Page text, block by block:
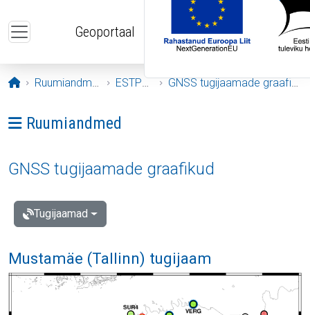
Geoportaal
Avaleht
Ruumiandmed ESTPOS GNSS tugijaamade graafikud
Ava menüü: Ruumiandmed
Ruumiandmed
GNSS tugijaamade graafikud
Tugijaamad
Mustamäe (Tallinn) tugijaam